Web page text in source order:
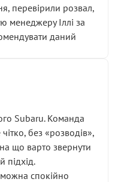
перевірили розвал,
менеджеру Іллі за
даний
Subaru. Команда
без «розводів»,
що варто звернути
підхід.
спокійно